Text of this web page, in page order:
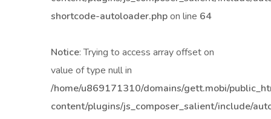
shortcode-autoloader.phpon line 64
Notice: Trying to access array offset on
value of type null in
/home/u869171310/domains/gett.mobi/
content/plugins/js_composer_salient/include/